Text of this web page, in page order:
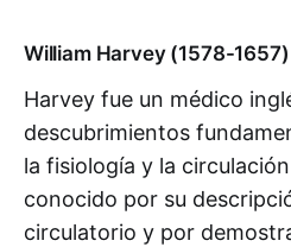
William Harvey (1578-1657)
Harvey fue un médico
descubrimientos
la fisiología y la
conocido por su
circulatorio y por